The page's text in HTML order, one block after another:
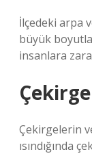
İlçedeki arpa
büyük
insanlara
Çekirgelerin
ısındığında